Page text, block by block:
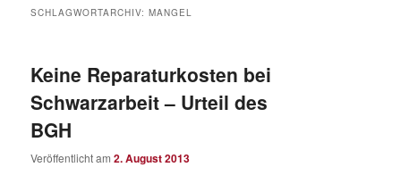
SCHLAGWORTARCHIV:MANGEL
Keine Reparaturkosten bei
Schwarzarbeit – Urteil des
BGH
Veröffentlicht am2. August 2013